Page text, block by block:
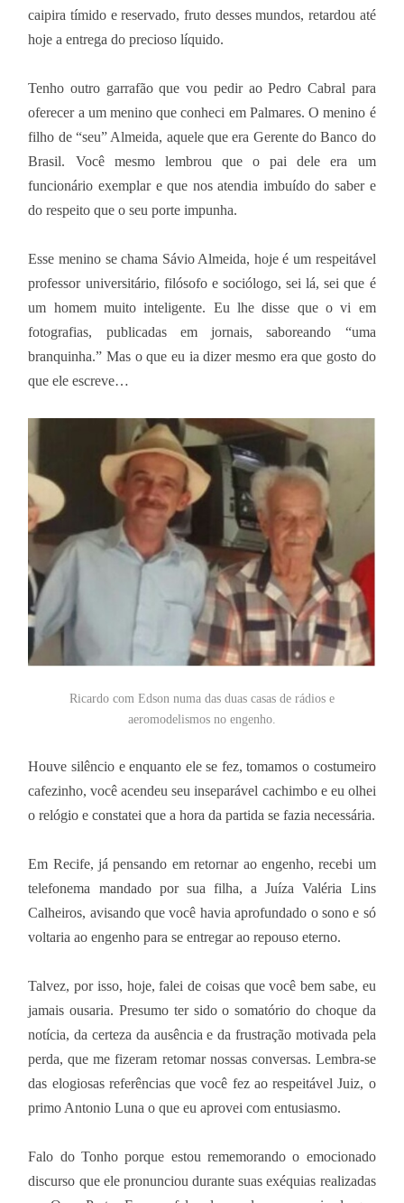
caipira tímido e reservado, fruto desses mundos, retardou até
hoje a entrega do precioso líquido.
Tenho outro garrafão que vou pedir ao Pedro Cabral para
oferecer a um menino que conheci em Palmares. O menino é
filho de “seu” Almeida, aquele que era Gerente do Banco do
Brasil. Você mesmo lembrou que o pai dele era um
funcionário exemplar e que nos atendia imbuído do saber e
do respeito que o seu porte impunha.
Esse menino se chama Sávio Almeida, hoje é um respeitável
professor universitário, filósofo e sociólogo, sei lá, sei que é
um homem muito inteligente. Eu lhe disse que o vi em
fotografias, publicadas em jornais, saboreando “uma
branquinha.” Mas o que eu ia dizer mesmo era que gosto do
que ele escreve…
Ricardo com Edson numa das duas casas de rádios e
aeromodelismos no engenho.
Houve silêncio e enquanto ele se fez, tomamos o costumeiro
cafezinho, você acendeu seu inseparável cachimbo e eu olhei
o relógio e constatei que a hora da partida se fazia necessária.
Em Recife, já pensando em retornar ao engenho, recebi um
telefonema mandado por sua filha, a Juíza Valéria Lins
Calheiros, avisando que você havia aprofundado o sono e só
voltaria ao engenho para se entregar ao repouso eterno.
Talvez, por isso, hoje, falei de coisas que você bem sabe, eu
jamais ousaria. Presumo ter sido o somatório do choque da
notícia, da certeza da ausência e da frustração motivada pela
perda, que me fizeram retomar nossas conversas. Lembra-se
das elogiosas referências que você fez ao respeitável Juiz, o
primo Antonio Luna o que eu aprovei com entusiasmo.
Falo do Tonho porque estou rememorando o emocionado
discurso que ele pronunciou durante suas exéquias realizadas